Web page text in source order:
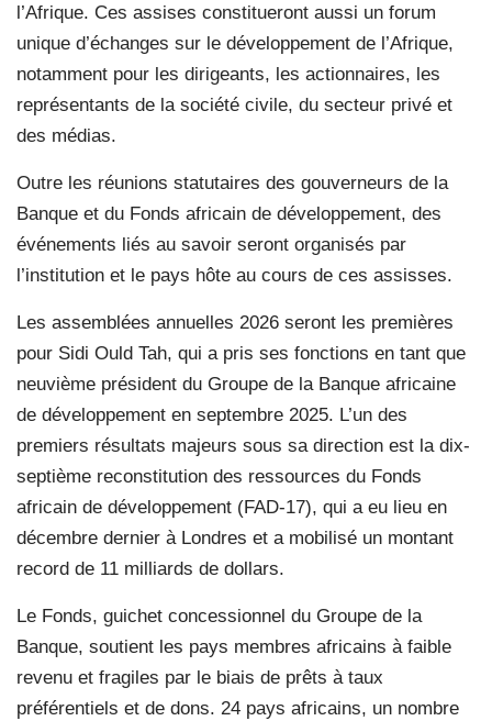
l’Afrique. Ces assises constitueront aussi un forum
unique d’échanges sur le développement de l’Afrique,
notamment pour les dirigeants, les actionnaires, les
représentants de la société civile, du secteur privé et
des médias.
Outre les réunions statutaires des gouverneurs de la
Banque et du Fonds africain de développement, des
événements liés au savoir seront organisés par
l’institution et le pays hôte au cours de ces assisses.
Les assemblées annuelles 2026 seront les premières
pour Sidi Ould Tah, qui a pris ses fonctions en tant que
neuvième président du Groupe de la Banque africaine
de développement en septembre 2025. L’un des
premiers résultats majeurs sous sa direction est la dix-
septième reconstitution des ressources du Fonds
africain de développement (FAD-17), qui a eu lieu en
décembre dernier à Londres et a mobilisé un montant
record de 11 milliards de dollars.
Le Fonds, guichet concessionnel du Groupe de la
Banque, soutient les pays membres africains à faible
revenu et fragiles par le biais de prêts à taux
préférentiels et de dons. 24 pays africains, un nombre